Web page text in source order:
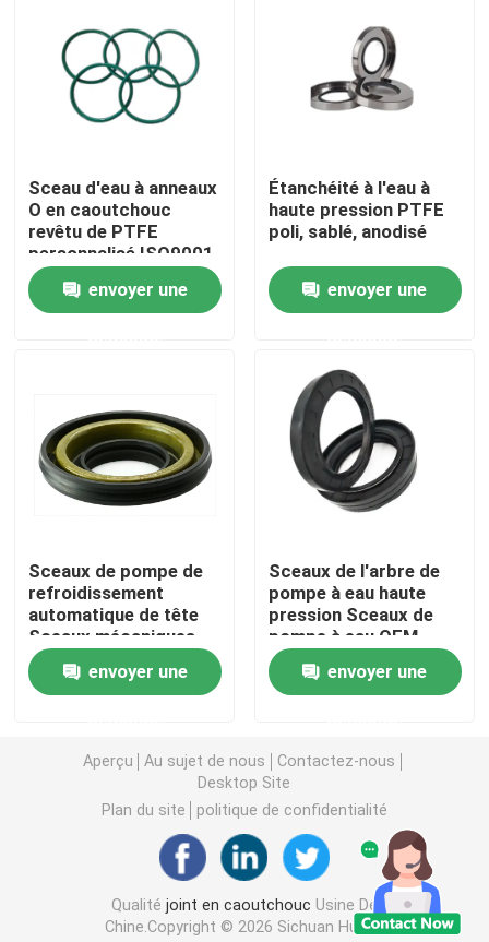
Visite d'usine
Contrôle de la qualité
Demande de soumission
joint en caoutchouc
Joint de flottement
Sceaux d'huile de la boîte de vitesses
Sceaux d'huile moteur
Anneaux O sur mesure
Sceaux de bouteille d'air
JOINT DE POMPE À EAU
Sceau d'eau à anneaux
O en caoutchouc
revêtu de PTFE
personnalisé ISO9001
envoyer une
Étanchéité à l'eau à
haute pression PTFE
poli, sablé, anodisé
envoyer une
Sceaux de pompe de
refroidissement
automatique de tête
Sceaux mécaniques
industriels anti-
corrosionenvoyer une
Sceaux de l'arbre de
pompe à eau haute
pression Sceaux de
pompe à eau OEM
ODM
envoyer une
Aperçu Au sujet de nous
Contactez-nous
Desktop Site
Plan du site
politique de confidentialité
Qualité joint en caoutchouc Usine De
Chine.Copyright © 2026 Sichuan Huade